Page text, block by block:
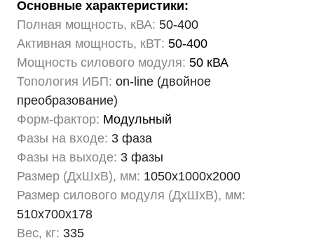
Основные характеристики:
Полная мощность, кВА: 50-400
Активная мощность, кВТ: 50-400
Мощность силового модуля: 50 кВА
Топология ИБП: on-line (двойное
преобразование)
Форм-фактор: Модульный
Фазы на входе: 3 фаза
Фазы на выходе: 3 фазы
Размер (ДхШхВ), мм: 1050х1000х2000
Размер силового модуля (ДхШхВ), мм:
510х700х178
Вес, кг: 335